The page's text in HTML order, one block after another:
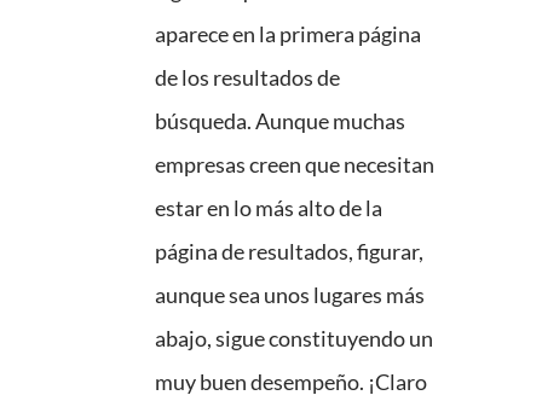
aparece en la primera página
de los resultados de
búsqueda. Aunque muchas
empresas creen que necesitan
estar en lo más alto de la
página de resultados, figurar,
aunque sea unos lugares más
abajo, sigue constituyendo un
muy buen desempeño. ¡Claro